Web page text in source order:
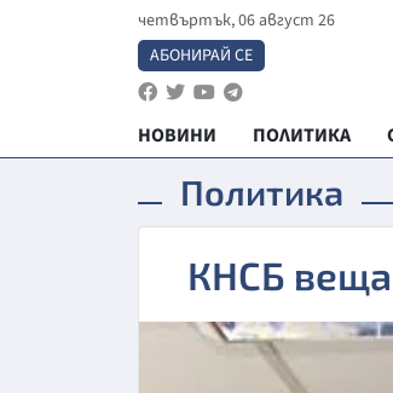
четвъртък, 06 август 26
АБОНИРАЙ СЕ
НОВИНИ ПОЛИТИКА
Политика
КНСБ